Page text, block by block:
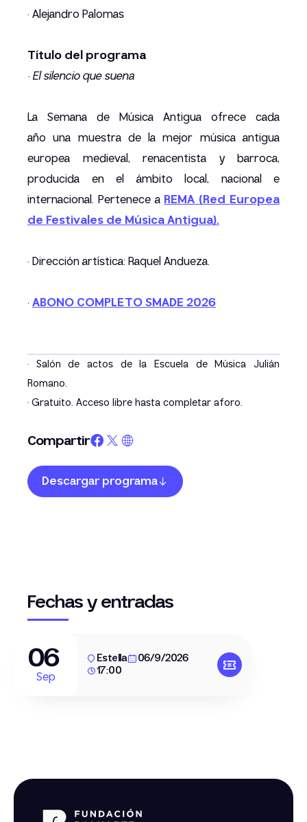
Descargar programa
· Salón de actos de la Escuela de Música Julián
Romano.
· Gratuito. Acceso libre hasta completar aforo.
Compartir
· Alejandro Palomas
Título del programa
· El silencio que suena
La Semana de Música Antigua ofrece cada
año una muestra de la mejor música antigua
europea medieval, renacentista y barroca,
producida en el ámbito local, nacional e
internacional. Pertenece aREMA (Red Europea
de Festivales de Música Antigua).
· Dirección artística: Raquel Andueza.
· ABONO COMPLETO SMADE 2026
Fechas y entradas
06
Sep
Estella
06/9/2026
17:00